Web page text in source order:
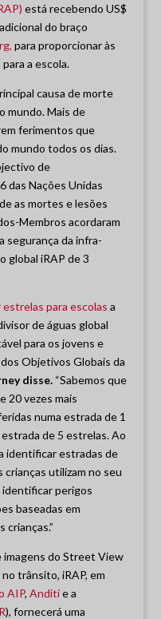
está recebendo US$
do braço
para proporcionar às
a escola.
causa de morte
mundo. Mais de
ferimentos que
mundo todos os dias.
de
das Nações Unidas
as mortes e lesões
Membros acordaram
segurança da infra-
global iRAP de 3
para escolas a
de águas global
para os jovens e
Objetivos Globais da
disse. “Sabemos que
20 vezes mais
numa estrada de 1
de 5 estrelas. Ao
identificar estradas de
utilizam no seu
identificar perigos
baseadas em
crianças.”
imagens do Street View
trânsito, iRAP, em
AIP, Anditie a
), fornecerá uma